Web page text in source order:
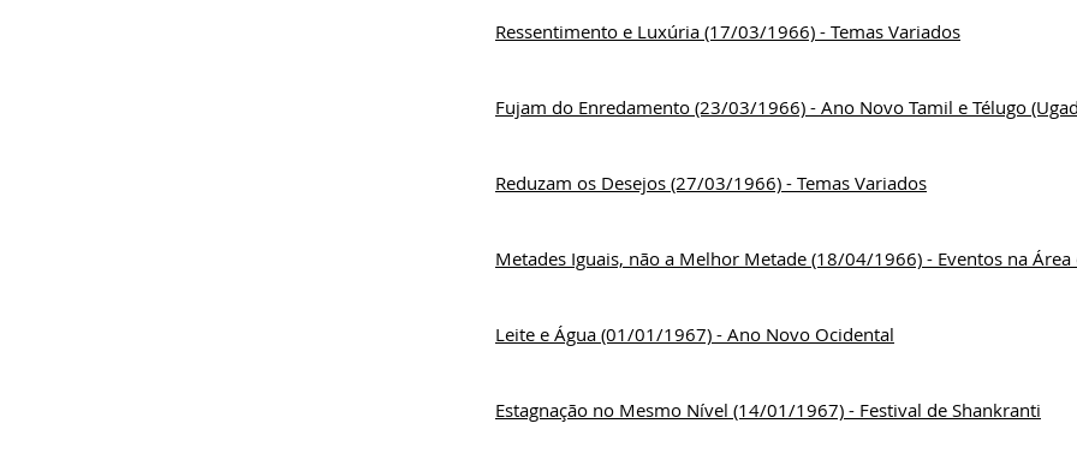
Ressentimento e Luxúria (17/03/1966) - Temas Variados
Fujam do Enredamento (23/03/1966) - Ano Novo Tamil e Télugo
Reduzam os Desejos (27/03/1966) - Temas Variados
Metades Iguais, não a Melhor Metade (18/04/1966) - Eventos na Área
Leite e Água (01/01/1967) - Ano Novo Ocidental
Estagnação no Mesmo Nível (14/01/1967) - Festival de Shankranti